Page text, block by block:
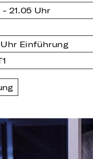
- 21.05 Uhr
Uhr Einführung